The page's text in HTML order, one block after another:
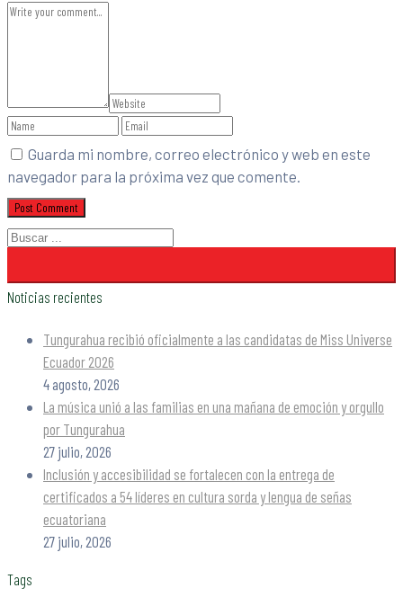
Guarda mi nombre, correo electrónico y web en este
navegador para la próxima vez que comente.
Noticias recientes
Tungurahua recibió oficialmente a las candidatas de Miss Universe
Ecuador 2026
4 agosto, 2026
La música unió a las familias en una mañana de emoción y orgullo
por Tungurahua
27 julio, 2026
Inclusión y accesibilidad se fortalecen con la entrega de
certificados a 54 líderes en cultura sorda y lengua de señas
ecuatoriana
27 julio, 2026
Tags